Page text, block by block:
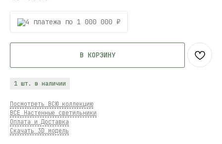
4 платежа по 1 000 000 ₽
В КОРЗИНУ
1 шт. в наличии
Посмотреть ВСЮ коллекцию
ВСЕ Настенные светильники
Оплата и Доставка
Скачать 3D модель